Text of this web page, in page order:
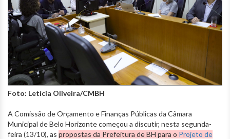
Foto: Letícia Oliveira/CMBH
A Comissão de Orçamento e Finanças Públicas da Câmara
Municipal de Belo Horizonte começou a discutir, nesta segunda-
feira (13/10), as propostas da Prefeitura de BH para o Projeto de